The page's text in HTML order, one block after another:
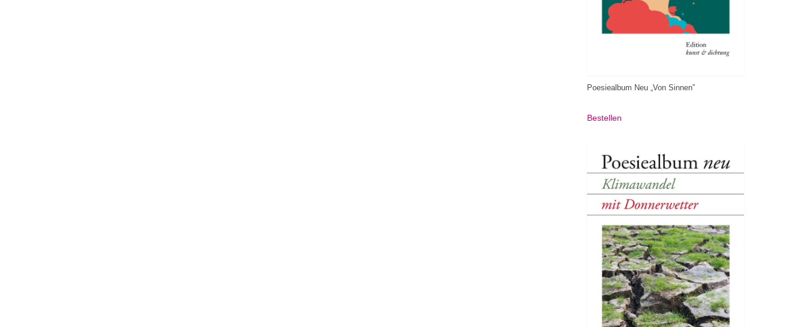
Poesiealbum Neu „Von Sinnen”
Bestellen